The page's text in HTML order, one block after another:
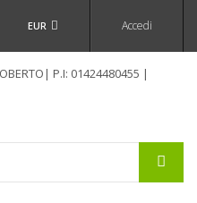
Accedi
EUR